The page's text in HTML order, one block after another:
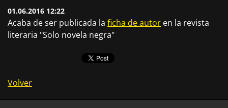
01.06.2016 12:22
Acaba de ser publicada la ficha de autor en la revista
literaria "Solo novela negra"
Volver